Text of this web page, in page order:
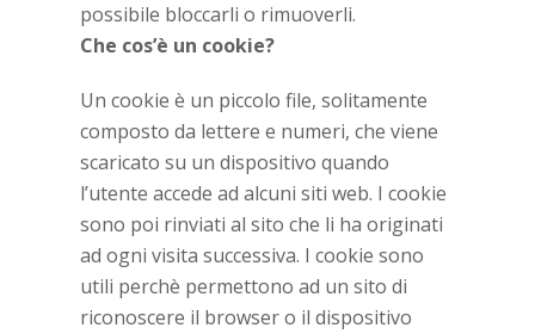
possibile bloccarli o rimuoverli.
Che cos’è un cookie?
Un cookie è un piccolo file, solitamente
composto da lettere e numeri, che viene
scaricato su un dispositivo quando
l’utente accede ad alcuni siti web. I cookie
sono poi rinviati al sito che li ha originati
ad ogni visita successiva. I cookie sono
utili perchè permettono ad un sito di
riconoscere il browser o il dispositivo